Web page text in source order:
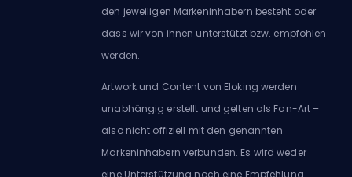
den jeweiligen Markeninhabern besteht oder
dass wir von ihnen unterstützt bzw. empfohlen
werden.
Artwork und Content von Eloking werden
unabhängig erstellt und gelten als Fan-Art –
also nicht offiziell mit den genannten
Markeninhabern verbunden. Es wird weder
eine Unterstützung noch eine Empfehlung